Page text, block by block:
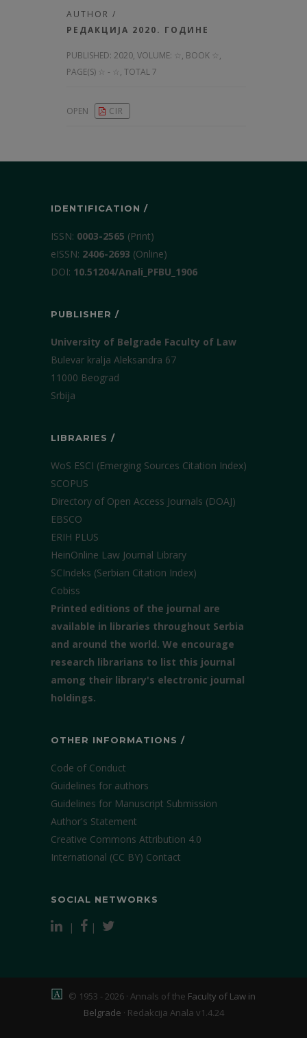
AUTHOR /
РЕДАКЦИЈА 2020. ГОДИНЕ
PUBLISHED: 2020, VOLUME: ☆ , BOOK ☆,
PAGE(S) ☆ - ☆, TOTAL 7
OPEN CIR
IDENTIFICATION /
ISSN: 0003-2565 (Print)
еISSN: 2406-2693 (Online)
DOI: 10.51204/Anali_PFBU_1906
PUBLISHER /
University of Belgrade Faculty of Law
Bulevar kralja Aleksandra 67
11000 Beograd
Srbija
LIBRARIES /
WoS ESCI (Emerging Sources Citation Index)
SCOPUS
Directory of Open Access Journals (DOAJ)
EBSCO
ERIH PLUS
HeinOnline Law Journal Library
SCIndeks (Serbian Citation Index)
Cobiss
Printed editions of the journal are
available in libraries throughout Serbia
and around the world. We encourage
research librarians to list this journal
among their library's electronic journal
holdings.
OTHER INFORMATIONS /
Code of Conduct
Guidelines for authors
Guidelines for Manuscript Submission
Author's Statement
Creative Commons Attribution 4.0
International (CC BY) Contact
SOCIAL NETWORKS
| |
© 1953 - 2026 · Annals of the Faculty of Law in
Belgrade · Redakcija Anala v1.4.24